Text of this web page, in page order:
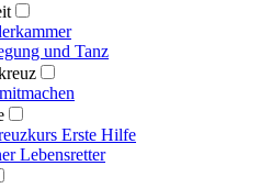
und Tanz
Erste Hilfe
Lebensretter